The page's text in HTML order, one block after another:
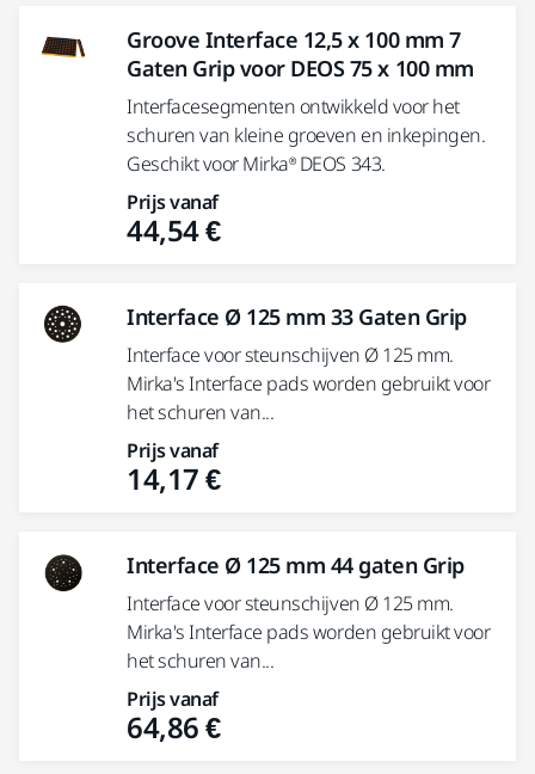
Groove Interface 12,5 x 100 mm 7
Gaten Grip voor DEOS 75 x 100 mm
Interfacesegmenten ontwikkeld voor het
schuren van kleine groeven en inkepingen.
Geschikt voor Mirka® DEOS 343.
Prijs vanaf
44,54 €
Interface Ø 125 mm 33 Gaten Grip
Interface voor steunschijven Ø 125 mm.
Mirka's Interface pads worden gebruikt voor
het schuren van...
Prijs vanaf
14,17 €
Interface Ø 125 mm 44 gaten Grip
Interface voor steunschijven Ø 125 mm.
Mirka's Interface pads worden gebruikt voor
het schuren van...
Prijs vanaf
64,86 €